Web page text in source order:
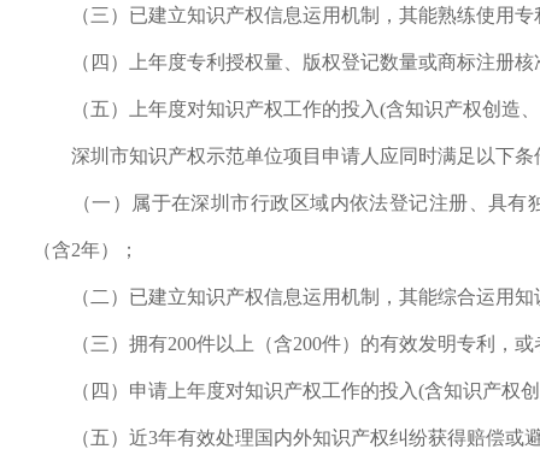
（三）已建立知识产权信息运用机制，其能熟练使用专
（四）上年度专利授权量、版权登记数量或商标注册核
（五）上年度对知识产权工作的投入(含知识产权创造、
深圳市知识产权示范单位项目申请人应同时满足以下条
（一）属于在深圳市行政区域内依法登记注册、具有
（含2年）；
（二）已建立知识产权信息运用机制，其能综合运用知
（三）拥有200件以上（含200件）的有效发明专利，或
（四）申请上年度对知识产权工作的投入(含知识产权
（五）近3年有效处理国内外知识产权纠纷获得赔偿或